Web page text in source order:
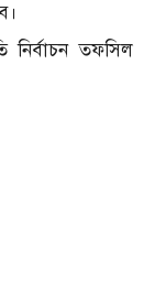
নির্বাচন তফসিল